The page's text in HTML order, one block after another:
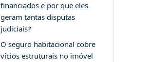
financiados e por que eles
geram tantas disputas
judiciais?
O seguro habitacional cobre
vícios estruturais no imóvel